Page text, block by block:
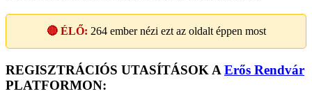
🔴 ÉLŐ: 264ember nézi ezt az oldalt éppen most
REGISZTRÁCIÓS UTASÍTÁSOK A Erős Rendvár
PLATFORMON: